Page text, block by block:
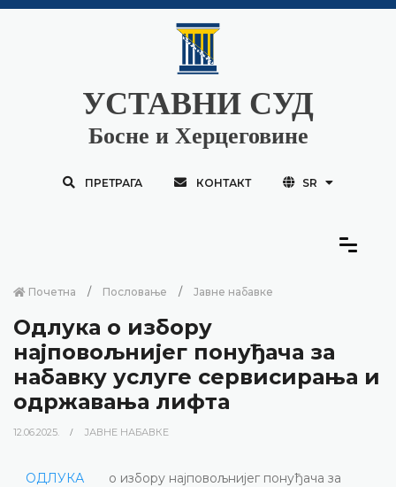
УСТАВНИ СУД
Босне и Херцеговине
ПРЕТРАГА КОНТАКТ SR
Почетна Пословање Јавне набавке
Одлука о избору
најповољнијег понуђача за
набавку услуге сервисирања и
одржавања лифта
12.06.2025. ЈАВНЕ НАБАВКЕ
ОДЛУКА
о избору најповољнијег понуђача за